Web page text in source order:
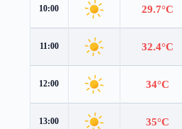
10:00 29.7°C
11:00 32.4°C
12:00 34°C
13:00 35°C